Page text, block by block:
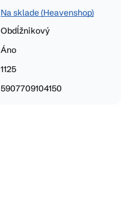
Na sklade (Heavenshop)
Obdĺžnikový
Áno
1125
5907709104150